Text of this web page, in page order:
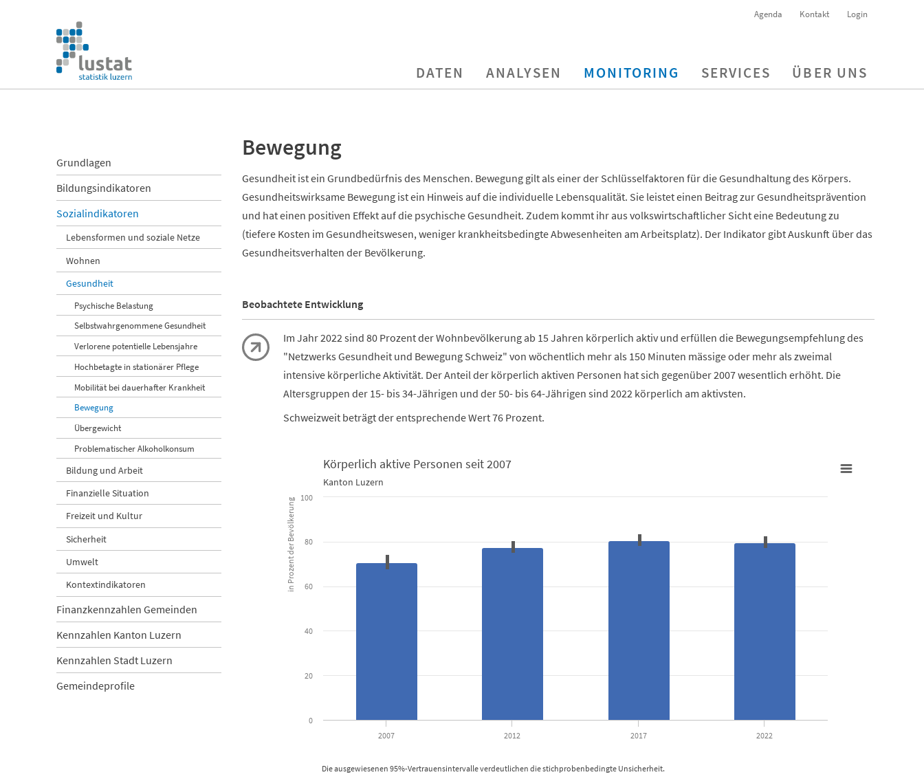
überspringen
Agenda Kontakt Login
Navigation
überspringen
DATEN ANALYSEN MONITORING SERVICES ÜBER UNS
Bewegung
Gesundheit ist ein Grundbedürfnis des Menschen. Bewegung gilt als einer der Schlüsselfaktoren für die Gesundhaltung des Körpers.
Gesundheitswirksame Bewegung ist ein Hinweis auf die individuelle Lebensqualität. Sie leistet einen Beitrag zur Gesundheitsprävention
und hat einen positiven Effekt auf die psychische Gesundheit. Zudem kommt ihr aus volkswirtschaftlicher Sicht eine Bedeutung zu
(tiefere Kosten im Gesundheitswesen, weniger krankheitsbedingte Abwesenheiten am Arbeitsplatz). Der Indikator gibt Auskunft über das
Gesundheitsverhalten der Bevölkerung.
Beobachtete Entwicklung
Im Jahr 2022 sind 80 Prozent der Wohnbevölkerung ab 15 Jahren körperlich aktiv und erfüllen die Bewegungsempfehlung des
"Netzwerks Gesundheit und Bewegung Schweiz" von wöchentlich mehr als 150 Minuten mässige oder mehr als zweimal
intensive körperliche Aktivität. Der Anteil der körperlich aktiven Personen hat sich gegenüber 2007 wesentlich erhöht. Die
Altersgruppen der 15- bis 34-Jährigen und der 50- bis 64-Jährigen sind 2022 körperlich am aktivsten.
Schweizweit beträgt der entsprechende Wert 76 Prozent.
Körperlich aktive Personen seit 2007
Combination chart with 2 data series.
Kanton Luzern
View as data table, Körperlich aktive Personen seit 2007
The chart has 1 X axis displaying categories.
Die ausgewiesenen 95%-Vertrauensintervalle verdeutlichen die stichprobenbedingte Unsicherheit.
in Prozent der Bevölkerung
Körperlich aktive Personen seit 2007
Kanton Luzern
2007 2012 2017 2022
0
20
40
60
80
100
Navigation
überspringen
Grundlagen
Bildungsindikatoren
Sozialindikatoren
Lebensformen und soziale Netze
Wohnen
Gesundheit
Psychische Belastung
Selbstwahrgenommene Gesundheit
Verlorene potentielle Lebensjahre
Hochbetagte in stationärer Pflege
Mobilität bei dauerhafter Krankheit
Bewegung
Übergewicht
Problematischer Alkoholkonsum
Bildung und Arbeit
Finanzielle Situation
Freizeit und Kultur
Sicherheit
Umwelt
Kontextindikatoren
Finanzkennzahlen Gemeinden
Kennzahlen Kanton Luzern
Kennzahlen Stadt Luzern
Gemeindeprofile